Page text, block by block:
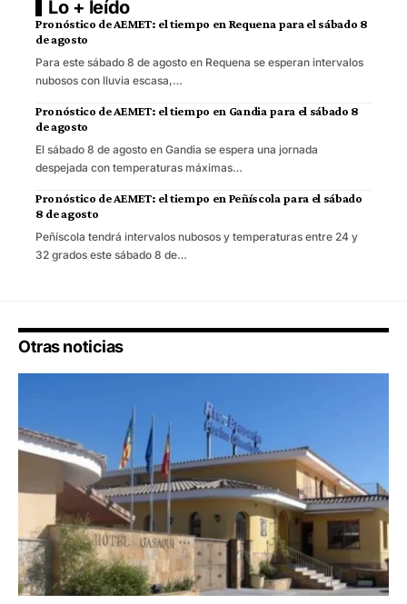
Lo + leído
Pronóstico de AEMET: el tiempo en Requena para el sábado 8
de agosto
Para este sábado 8 de agosto en Requena se esperan intervalos
nubosos con lluvia escasa,…
Pronóstico de AEMET: el tiempo en Gandia para el sábado 8
de agosto
El sábado 8 de agosto en Gandia se espera una jornada
despejada con temperaturas máximas…
Pronóstico de AEMET: el tiempo en Peñíscola para el sábado
8 de agosto
Peñíscola tendrá intervalos nubosos y temperaturas entre 24 y
32 grados este sábado 8 de…
Otras noticias